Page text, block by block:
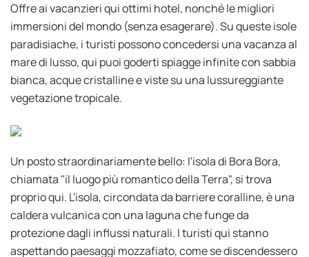
Offre ai vacanzieri qui ottimi hotel, nonché le migliori
immersioni del mondo (senza esagerare). Su queste isole
paradisiache, i turisti possono concedersi una vacanza al
mare di lusso, qui puoi goderti spiagge infinite con sabbia
bianca, acque cristalline e viste su una lussureggiante
vegetazione tropicale.
Un posto straordinariamente bello: l'isola di Bora Bora,
chiamata "il luogo più romantico della Terra", si trova
proprio qui. L'isola, circondata da barriere coralline, è una
caldera vulcanica con una laguna che funge da
protezione dagli influssi naturali. I turisti qui stanno
aspettando paesaggi mozzafiato, come se discendessero